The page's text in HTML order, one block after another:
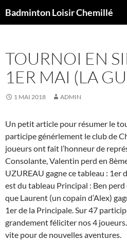
Badminton Loisir Chemillé
TOURNOI EN
1ER MAI (LA
1 MAI 2018 ADMIN
Un petit article pour résumer le
participe générlement le club de
joueurs ont fait l’honneur de
Consolante, Valentin perd en
UZUREAU gagne ce tableau : 1er
est du tableau Principal : Ben
que Laurent (un copain d’Alex)
1er de la Principale. Sur 47
grandement féliciter nos 4
vite pour de nouvelles aventures.